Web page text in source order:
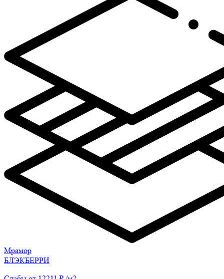
Мрамор
БЛЭКБЕРРИ